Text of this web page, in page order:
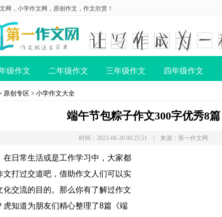
网 ， 小学作文网 ， 原创作文 ， 作文欣赏 ！
级作文 二年级作文 三年级作文 四年级作文
原创专区 > 小学作文大全
端午节包粽子作文300字优秀8篇
时间：2023-06-20 08:25:51 | 来源：第一作文网
在日常生活或是工作学习中，大家都
文打过交道吧，借助作文人们可以实
化交流的目的。那么你有了解过作文
虎知道为朋友们精心整理了8篇《端